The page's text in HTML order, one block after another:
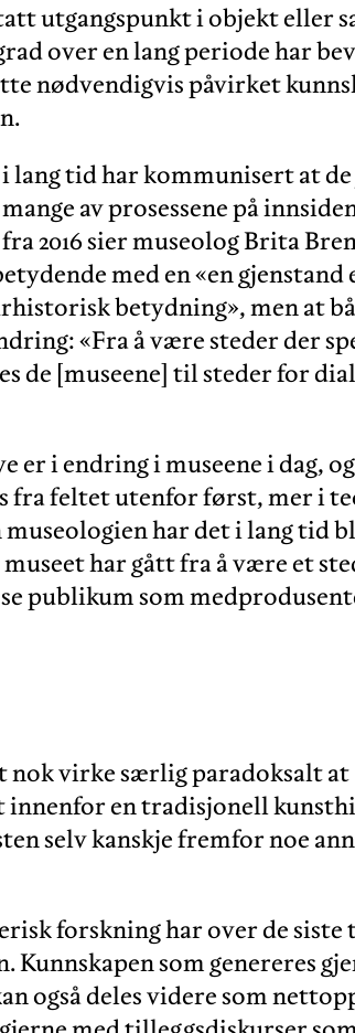
utgangspunkt i objekt eller
over en lang periode har
nødvendigvis påvirket
lang tid har kommunisert at
av prosessene på
2016 sier museolog Brita
med en «en gjenstand
betydning», men at
«Fra å være steder der
de [museene] til steder for
er i endring i museene i dag,
fra feltet utenfor først, mer i
har det i lang tid
har gått fra å være et
publikum som
nok virke særlig paradoksalt at
innenfor en tradisjonell
selv kanskje fremfor noe
forskning har over de siste
som genereres
også deles videre som